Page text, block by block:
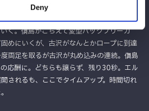
Deny
でギブアップを迫る。古沢が脚を取って締
んとかエスケープ。古沢は「決めるぞ！」
く。儛島がこらえて変型バックブリーカ
めにいくが、古沢がなんとかロープに到達
両足を取るが古沢が丸め込みの連続。儛島
応酬に。どちらも譲らず、残り30秒。エル
されるも、ここでタイムアップ。時間切れ